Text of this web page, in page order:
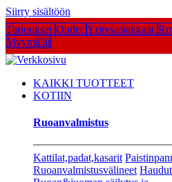
Siirry sisältöön
Tarjoukset Outlet Yritysasiakkaat
Myymälät
KAIKKI TUOTTEET
KOTIIN
Ruoanvalmistus
Kattilat,padat,kasarit
Ruoanvalmistusvälineet